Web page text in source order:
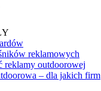
reklamowych
reklamy outdoorowej
– dla jakich firm